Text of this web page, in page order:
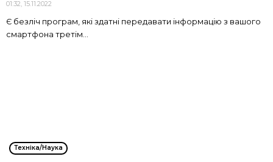
01:32, 15.11.2022
Є безліч програм, які здатні передавати інформацію з вашого
смартфона третім...
Техніка/Наука